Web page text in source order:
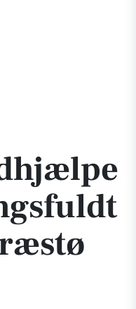
miljø ved Præstø Fjord